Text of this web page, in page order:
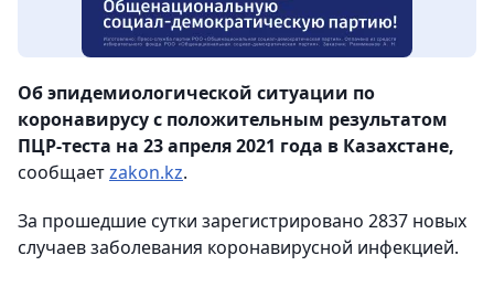
Об эпидемиологической ситуации по
коронавирусу с положительным результатом
ПЦР-теста на 23 апреля 2021 года в Казахстане,
сообщаетzakon.kz.
За прошедшие сутки зарегистрировано 2837 новых
случаев заболевания коронавирусной инфекцией.